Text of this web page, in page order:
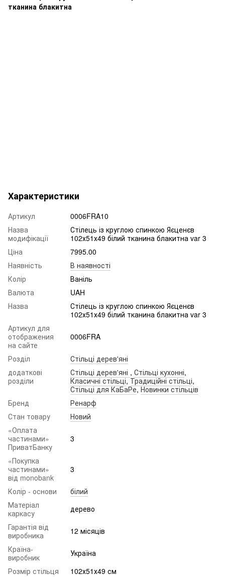
Характеристики
Артикул
0006FRA10
Назва
модифікації
Стілець із круглою спинкою Яєценєв
102х51х49 білий тканина блакитна var 3
Ціна
7995.00
Наявність
В наявності
Колір
Ваніль
Валюта
UAH
Назва
Стілець із круглою спинкою Яєценєв
102х51х49 білий тканина блакитна var 3
Артикул для
отображения
на сайте
0006FRA
Розділ
Стільці дерев'яні
додаткові
розділи
Стільці дерев'яні , Стільці кухонні,
Класичні стільці,Традиційні стільці,
Стільці для КаБаРе,Новинки стільців
Бренд
Ренарф
Стан товару
Новий
«Оплата
частинами»
ПриватБанку
3
«Покупка
частинами»
від monobank
3
Колір - основи
білий
Матеріал
каркасу
дерево
Гарантія від
виробника
12 місяців
Країна-
виробник
Україна
Розмір стільця
102х51х49 см